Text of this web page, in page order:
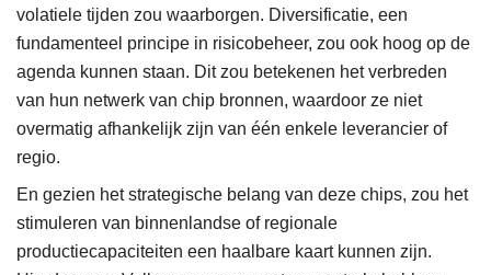
volatiele tijden zou waarborgen. Diversificatie, een
fundamenteel principe in risicobeheer, zou ook hoog op de
agenda kunnen staan. Dit zou betekenen het verbreden
van hun netwerk van chip bronnen, waardoor ze niet
overmatig afhankelijk zijn van één enkele leverancier of
regio.
En gezien het strategische belang van deze chips, zou het
stimuleren van binnenlandse of regionale
productiecapaciteiten een haalbare kaart kunnen zijn.